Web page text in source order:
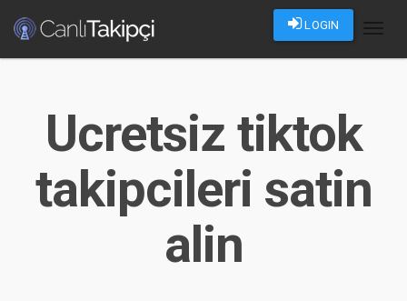
LOGIN
Ucretsiz tiktok
takipcileri satin
alin